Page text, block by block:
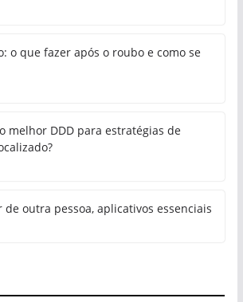
o que fazer após o roubo e como se
melhor DDD para estratégias de
de outra pessoa, aplicativos essenciais